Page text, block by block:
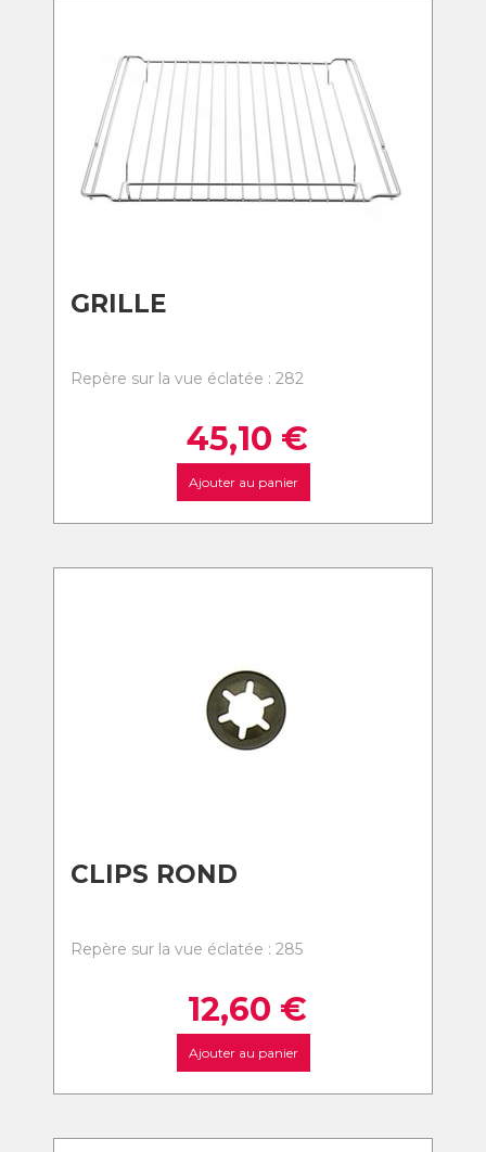
GRILLE
Repère sur la vue éclatée : 282
45,10 €
Ajouter au panier
CLIPS ROND
Repère sur la vue éclatée : 285
12,60 €
Ajouter au panier